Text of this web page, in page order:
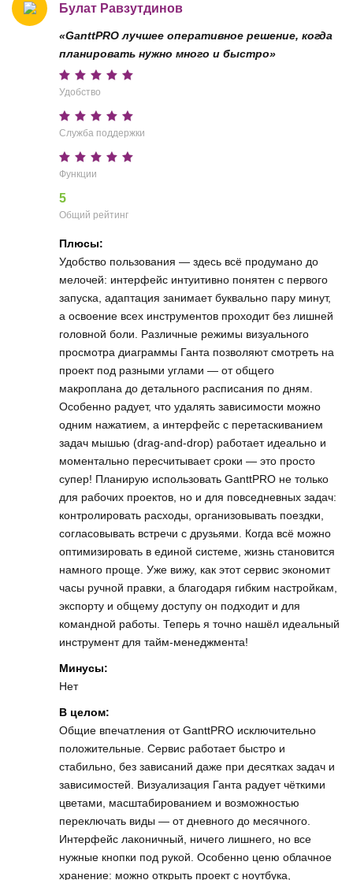
Булат Равзутдинов
«GanttPRO лучшее оперативное решение, когда
планировать нужно много и быстро»
Удобство
Служба поддержки
Функции
5
Общий рейтинг
Плюсы:
Удобство пользования — здесь всё продумано до
мелочей: интерфейс интуитивно понятен с первого
запуска, адаптация занимает буквально пару минут,
а освоение всех инструментов проходит без лишней
головной боли. Различные режимы визуального
просмотра диаграммы Ганта позволяют смотреть на
проект под разными углами — от общего
макроплана до детального расписания по дням.
Особенно радует, что удалять зависимости можно
одним нажатием, а интерфейс с перетаскиванием
задач мышью (drag‑and‑drop) работает идеально и
моментально пересчитывает сроки — это просто
супер! Планирую использовать GanttPRO не только
для рабочих проектов, но и для повседневных задач:
контролировать расходы, организовывать поездки,
согласовывать встречи с друзьями. Когда всё можно
оптимизировать в единой системе, жизнь становится
намного проще. Уже вижу, как этот сервис экономит
часы ручной правки, а благодаря гибким настройкам,
экспорту и общему доступу он подходит и для
командной работы. Теперь я точно нашёл идеальный
инструмент для тайм-менеджмента!
Минусы:
Нет
В целом:
Общие впечатления от GanttPRO исключительно
положительные. Сервис работает быстро и
стабильно, без зависаний даже при десятках задач и
зависимостей. Визуализация Ганта радует чёткими
цветами, масштабированием и возможностью
переключать виды — от дневного до месячного.
Интерфейс лаконичный, ничего лишнего, но все
нужные кнопки под рукой. Особенно ценю облачное
хранение: можно открыть проект с ноутбука,